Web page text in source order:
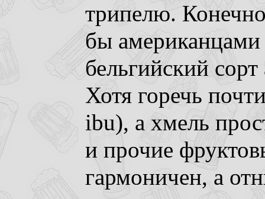
трипелю.
бы американцами
бельгийский
Хотя горечь
ibu), а хмель
и прочие
гармоничен, а